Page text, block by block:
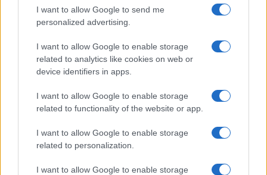
I want to allow Google to send me
personalized advertising.
I want to allow Google to enable storage
related to analytics like cookies on web or
device identifiers in apps.
I want to allow Google to enable storage
related to functionality of the website or app.
I want to allow Google to enable storage
related to personalization.
I want to allow Google to enable storage